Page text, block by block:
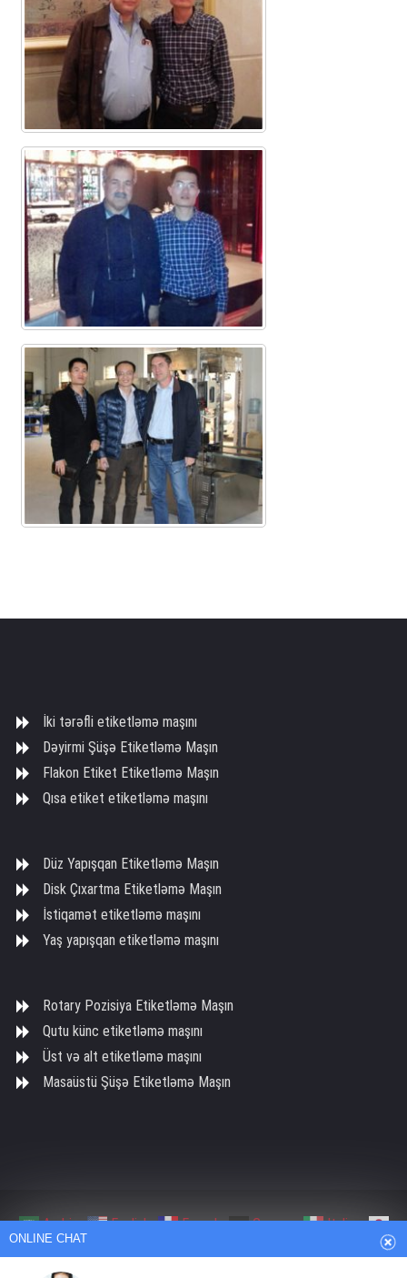
İki tərəfli etiketləmə maşını
Dəyirmi Şüşə Etiketləmə Maşın
Flakon Etiket Etiketləmə Maşın
Qısa etiket etiketləmə maşını
Düz Yapışqan Etiketləmə Maşın
Disk Çıxartma Etiketləmə Maşın
İstiqamət etiketləmə maşını
Yaş yapışqan etiketləmə maşını
Rotary Pozisiya Etiketləmə Maşın
Qutu künc etiketləmə maşını
Üst və alt etiketləmə maşını
Masaüstü Şüşə Etiketləmə Maşın
Arabic English French German
Italian
Japanese
ONLINE CHAT